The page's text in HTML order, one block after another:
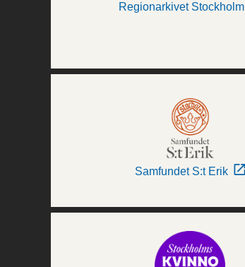
Regionarkivet Stockholm
Samfundet S:t Erik